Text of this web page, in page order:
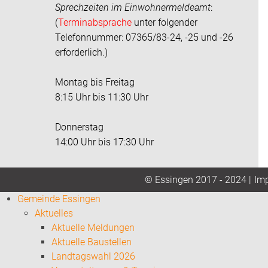
Sprechzeiten im Einwohnermeldeamt:
(Terminabsprache unter folgender
Telefonnummer: 07365/83-24, -25 und -26
erforderlich.)
Montag bis Freitag
8:15 Uhr bis 11:30 Uhr
Donnerstag
14:00 Uhr bis 17:30 Uhr
© Essingen 2017 - 2024 |
Gemeinde Essingen
Aktuelles
Aktuelle Meldungen
Aktuelle Baustellen
Landtagswahl 2026